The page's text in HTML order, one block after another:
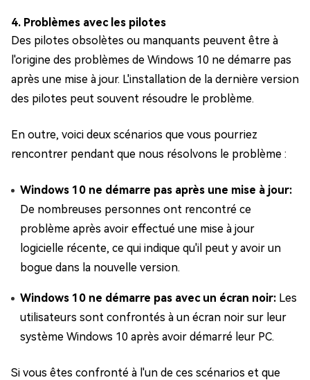
4. Problèmes avec les pilotes
Des pilotes obsolètes ou manquants peuvent être à
l'origine des problèmes de Windows 10 ne démarre pas
après une mise à jour. L'installation de la dernière version
des pilotes peut souvent résoudre le problème.
En outre, voici deux scénarios que vous pourriez
rencontrer pendant que nous résolvons le problème :
Windows 10 ne démarre pas après une mise à jour:
De nombreuses personnes ont rencontré ce
problème après avoir effectué une mise à jour
logicielle récente, ce qui indique qu'il peut y avoir un
bogue dans la nouvelle version.
Windows 10 ne démarre pas avec un écran noir: Les
utilisateurs sont confrontés à un écran noir sur leur
système Windows 10 après avoir démarré leur PC.
Si vous êtes confronté à l'un de ces scénarios et que